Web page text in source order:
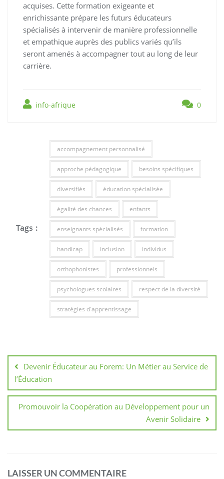
acquises. Cette formation exigeante et
enrichissante prépare les futurs éducateurs
spécialisés à intervenir de manière professionnelle
et empathique auprès des publics variés qu’ils
seront amenés à accompagner tout au long de leur
carrière.
info-afrique 0
Tags :
accompagnement personnalisé
approche pédagogique besoins spécifiques
diversifiés éducation spécialisée
égalité des chances enfants
enseignants spécialisés formation
handicap inclusion individus
orthophonistes professionnels
psychologues scolaires respect de la diversité
stratégies d'apprentissage
de
l’article
Devenir Éducateur au Forem: Un Métier au Service de
l’Éducation
Promouvoir la Coopération au Développement pour un
Avenir Solidaire
LAISSER UN COMMENTAIRE